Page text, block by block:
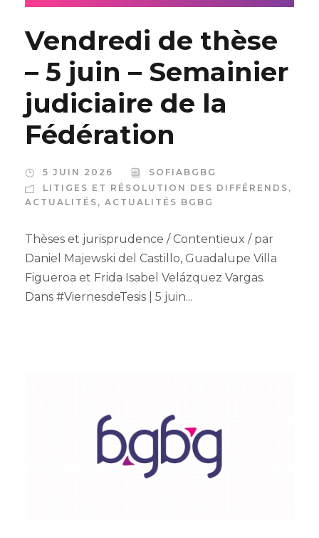
Vendredi de thèse
– 5 juin – Semainier
judiciaire de la
Fédération
5 JUIN 2026
SOFIABGBG
LITIGES ET RÉSOLUTION DES DIFFÉRENDS ,
ACTUALITÉS , ACTUALITÉS BGBG
Thèses et jurisprudence / Contentieux / par
Daniel Majewski del Castillo, Guadalupe Villa
Figueroa et Frida Isabel Velázquez Vargas.
Dans #ViernesdeTesis | 5 juin...